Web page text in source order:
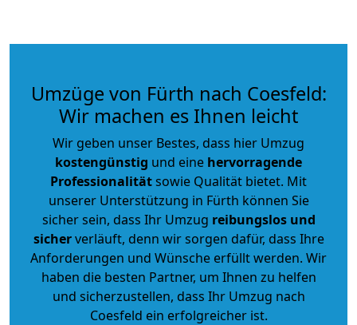
Umzüge von Fürth nach Coesfeld:
Wir machen es Ihnen leicht
Wir geben unser Bestes, dass hier Umzug
kostengünstig und eine hervorragende
Professionalitätsowie Qualität bietet. Mit
unserer Unterstützung in Fürth können Sie
sicher sein, dass Ihr Umzug reibungslos und
sicherverläuft, denn wir sorgen dafür, dass Ihre
Anforderungen und Wünsche erfüllt werden. Wir
haben die besten Partner, um Ihnen zu helfen
und sicherzustellen, dass Ihr Umzug nach
Coesfeld ein erfolgreicher ist.